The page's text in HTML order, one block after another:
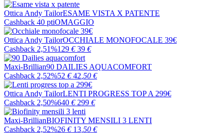
Ottica Andy TailorESAME VISTA X PATENTE
Cashback 40 ptiOMAGGIO
Ottica Andy TailorOCCHIALE MONOFOCALE 39€
Cashback 2,51%129 € 39 €
Maxi-Brillian90 DAILIES AQUACOMFORT
Cashback 2,52%52 € 42 ,50 €
Ottica Andy TailorLENTI PROGRESS TOP A 299€
Cashback 2,50%640 € 299 €
Maxi-BrillianBIOFINITY MENSILI 3 LENTI
Cashback 2,52%26 € 13 ,50 €